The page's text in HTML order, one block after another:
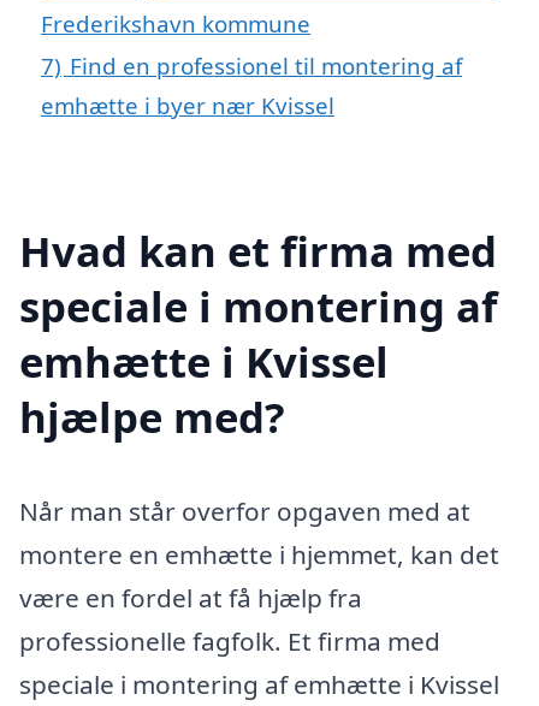
Frederikshavn kommune
7) Find en professionel til montering af
emhætte i byer nær Kvissel
Hvad kan et firma med
speciale i montering af
emhætte i Kvissel
hjælpe med?
Når man står overfor opgaven med at
montere en emhætte i hjemmet, kan det
være en fordel at få hjælp fra
professionelle fagfolk. Et firma med
speciale i montering af emhætte i Kvissel